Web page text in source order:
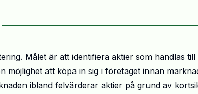
Målet är att identifiera aktier som handlas till
möjlighet att köpa in sig i företaget innan
ibland felvärderar aktier på grund av